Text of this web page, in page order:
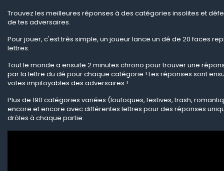
Trouvez les meilleures réponses à des catégories insolites et
de tes adversaires.
Pour jouer, c'est très simple, un joueur lance un dé de 20 faces
lettres.
Tout le monde a ensuite 2 minutes chrono pour trouver une
par la lettre du dé pour chaque catégorie ! Les réponses sont
votes impitoyables des adversaires !
Plus de 190 catégories variées (loufoques, festives, trash,
encore et encore avec différentes lettres pour des réponses
drôles à chaque partie.